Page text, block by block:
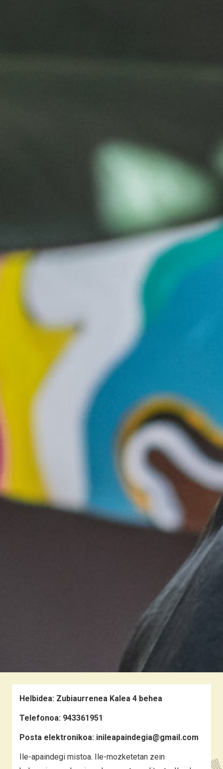
Helbidea: Zubiaurrenea Kalea 4 behea
Telefonoa: 943361951
Posta elektronikoa: inileapaindegia@gmail.com
Ile-apaindegi mistoa. Ile-mozketetan zein